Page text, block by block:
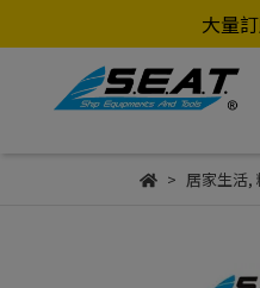
大量
居家生活,